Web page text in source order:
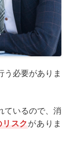
必要がありま
ているので、消
スクがありま